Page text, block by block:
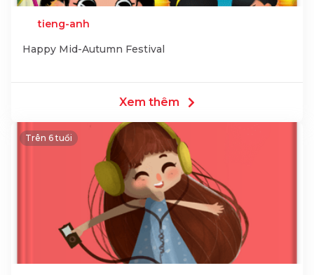
tieng-anh
Happy Mid-Autumn Festival
Xem thêm
Trên 6 tuổi